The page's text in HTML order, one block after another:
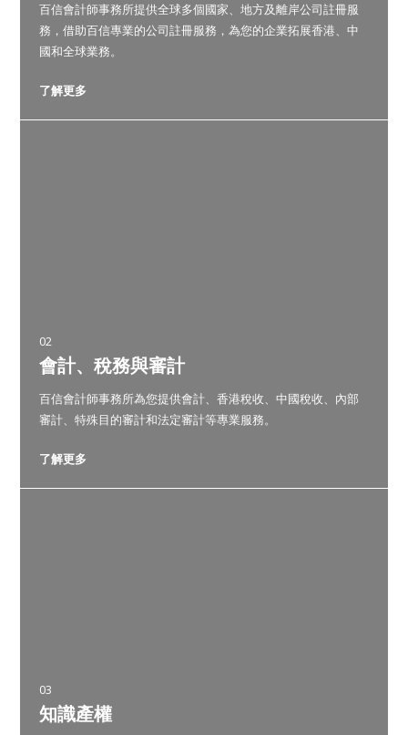
百信會計師事務所提供全球多個國家、地方及離岸公司註冊服
務，借助百信專業的公司註冊服務，為您的企業拓展香港、中
國和全球業務。
了解更多
02
會計、稅務與審計
百信會計師事務所為您提供會計、香港稅收、中國稅收、內部
審計、特殊目的審計和法定審計等專業服務。
了解更多
03
知識產權